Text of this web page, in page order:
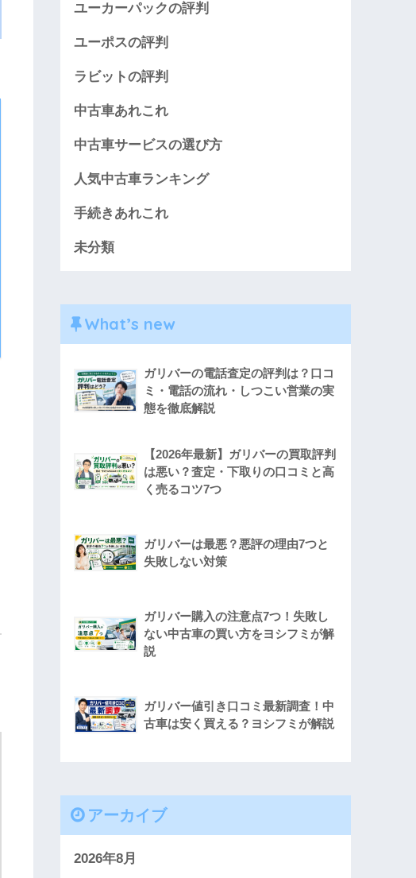
ユーカーパックの評判
ユーポスの評判
ラビットの評判
中古車あれこれ
中古車サービスの選び方
人気中古車ランキング
手続きあれこれ
未分類
What’s new
ガリバーの電話査定の評判は？口コ
ミ・電話の流れ・しつこい営業の実
態を徹底解説
【2026年最新】ガリバーの買取評判
は悪い？査定・下取りの口コミと高
く売るコツ7つ
ガリバーは最悪？悪評の理由7つと
失敗しない対策
ガリバー購入の注意点7つ！失敗し
ない中古車の買い方をヨシフミが解
説
ガリバー値引き口コミ最新調査！中
古車は安く買える？ヨシフミが解説
アーカイブ
2026年8月